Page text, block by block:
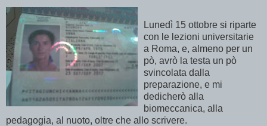
Lunedì 15 ottobre si riparte
con le lezioni universitarie
a Roma, e, almeno per un
pò, avrò la testa un pò
svincolata dalla
preparazione, e mi
dedicherò alla
biomeccanica, alla
pedagogia, al nuoto, oltre che allo scrivere.